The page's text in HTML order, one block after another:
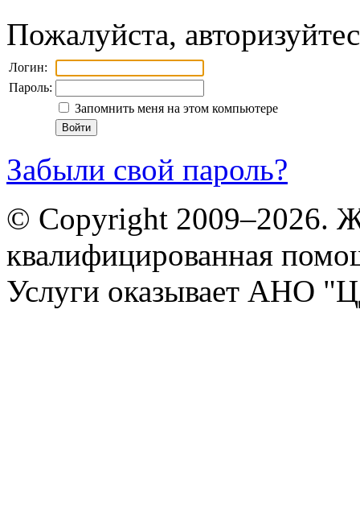
Пожалуйста,
Логин:
Пароль:
Запомнить меня на этом компьютере
Забыли свой пароль?
© Copyright 2009–2026.
квалифицированная
Услуги оказывает АНО